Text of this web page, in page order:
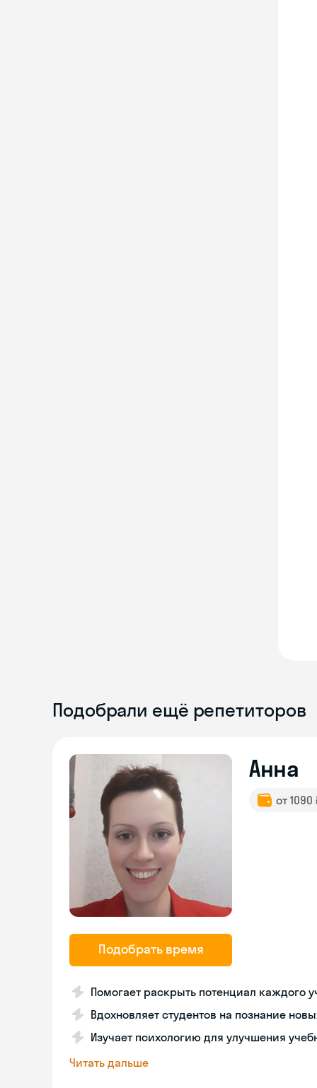
Подобрали ещё репетиторов
Подобрать время
Анна
от
Помогает раскрыть потенциал каждого
Вдохновляет студентов на познание
Изучает психологию для улучшения
Читать дальше